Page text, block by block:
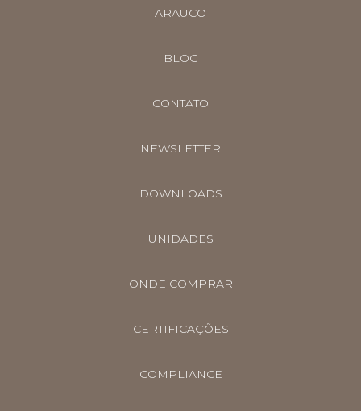
ARAUCO
BLOG
CONTATO
NEWSLETTER
DOWNLOADS
UNIDADES
ONDE COMPRAR
CERTIFICAÇÕES
COMPLIANCE